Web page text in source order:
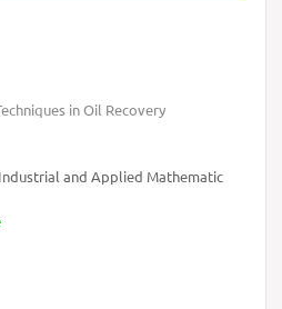
in Oil Recovery
and Applied Mathematic